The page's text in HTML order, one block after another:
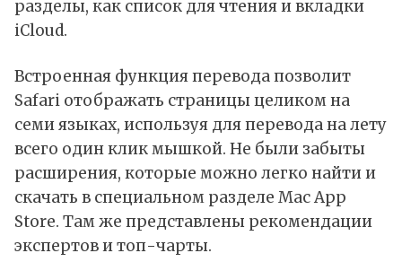
разделы, как список для чтения и вкладки
iCloud.
Встроенная функция перевода позволит
Safari отображать страницы целиком на
семи языках, используя для перевода на лету
всего один клик мышкой. Не были забыты
расширения, которые можно легко найти и
скачать в специальном разделе Mac App
Store. Там же представлены рекомендации
экспертов и топ-чарты.